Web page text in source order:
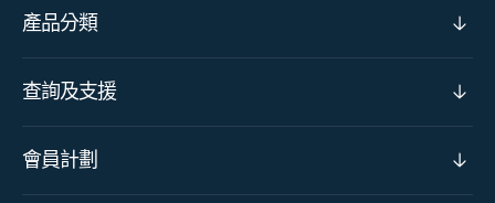
產品分類
查詢及支援
會員計劃